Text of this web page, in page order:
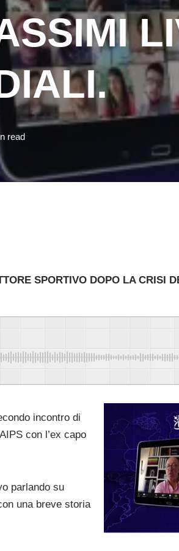
read
SPORTIVO DOPO LA CRISI
incontro di
con l’ex capo
parlando su
una breve storia